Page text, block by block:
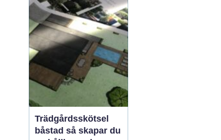
tiden att räcka till fö...
Trädgårdsskötsel
båstad så skapar du